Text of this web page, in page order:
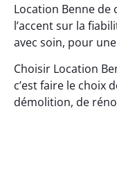
Location Benne
l’accent sur la
avec soin, pour
Choisir Location
c’est faire le choix
démolition, de